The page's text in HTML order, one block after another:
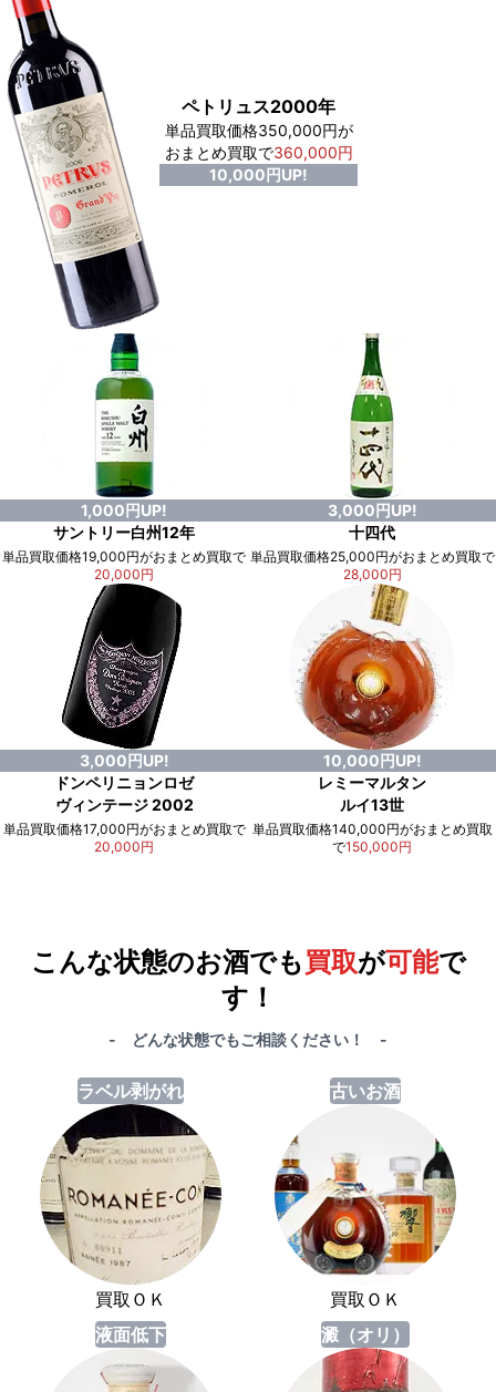
ペトリュス2000年
単品買取価格350,000円が
おまとめ買取で360,000円
10,000円UP!
1,000円UP!
サントリー白州12年
単品買取価格19,000円がおまとめ買取で
20,000円
3,000円UP!
十四代
単品買取価格25,000円がおまとめ買取で
28,000円
3,000円UP!
ドンペリニョンロゼ
ヴィンテージ 2002
単品買取価格17,000円がおまとめ買取で
20,000円
10,000円UP!
レミーマルタン
ルイ13世
単品買取価格140,000円がおまとめ買取
で150,000円
こんな状態のお酒でも買取が可能で
す！
- どんな状態でもご相談ください！ -
ラベル剥がれ
買取ＯＫ
古いお酒
買取ＯＫ
液面低下
澱（オリ）